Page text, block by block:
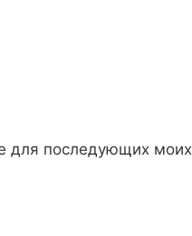
для последующих моих